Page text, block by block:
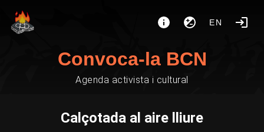
EN
Convoca-la BCN
Agenda activista i cultural
Calçotada al aire lliure